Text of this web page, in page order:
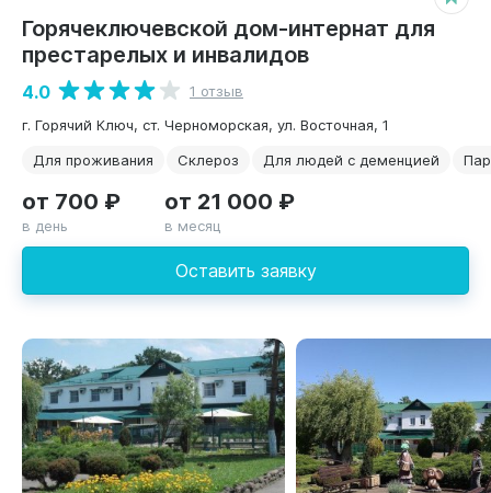
Горячеключевской дом-интернат для
престарелых и инвалидов
4.0
1 отзыв
г. Горячий Ключ, ст. Черноморская, ул. Восточная, 1
Для проживания
Склероз Для людей с деменцией
Оставить заявку
от 700 ₽
в день
от 21 000 ₽
в месяц